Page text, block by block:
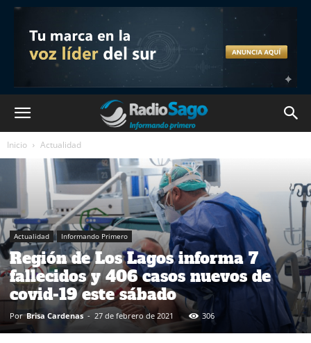
Inicio Actualidad
Actualidad Informando Primero
Región de Los Lagos informa 7
fallecidos y 406 casos nuevos de
covid-19 este sábado
Por Brisa Cardenas - 27 de febrero de 2021 306